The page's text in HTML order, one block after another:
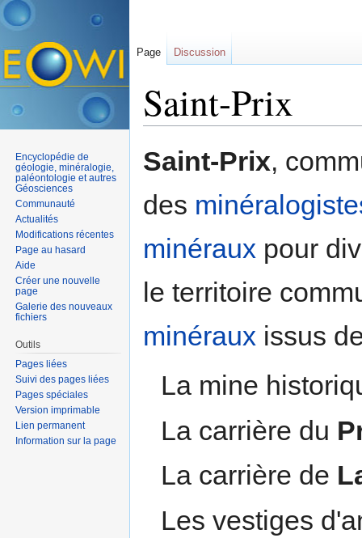
Saint-Prix
Saint-Prix,
des
minéraux pour
le territoire
minéraux issus
La mine
La carrière du
La carrière de
Les vestiges
Page Discussion
Encyclopédie de
géologie, minéralogie,
paléontologie et autres
Géosciences
Communauté
Actualités
Modifications récentes
Page au hasard
Aide
Créer une nouvelle
page
Galerie des nouveaux
fichiers
Outils
Pages liées
Suivi des pages liées
Pages spéciales
Version imprimable
Lien permanent
Information sur la page